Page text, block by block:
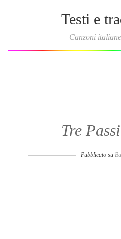
Testi e
Canzoni
Tre
Pubblicato su